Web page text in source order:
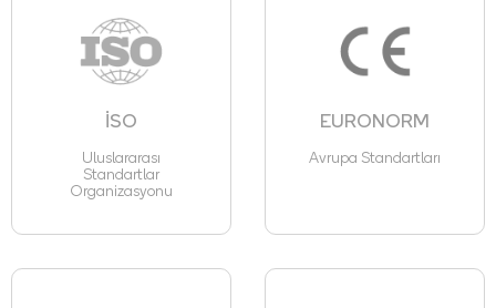
İSO
Uluslararası
Standartlar
Organizasyonu
EURONORM
Avrupa Standartları